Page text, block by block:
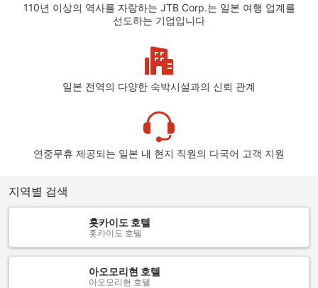
110년 이상의 역사를 자랑하는 JTB Corp.는 일본 여행 업계를
선도하는 기업입니다
일본 전역의 다양한 숙박시설과의 신뢰 관계
연중무휴 제공되는 일본 내 현지 직원의 다국어 고객 지원
지역별 검색
홋카이도 호텔
홋카이도 호텔
아오모리현 호텔
아오모리현 호텔